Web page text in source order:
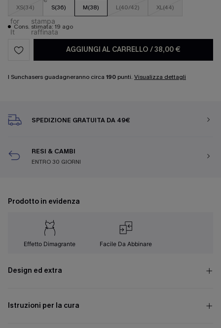
XS(34) S(36) M(38) L(40/42) XL(44)
Cons. stimata: 19 ago
AGGIUNGI AL CARRELLO /38,00 €
I Sunchasers guadagneranno circa 190 punti. Visualizza dettagli
SPEDIZIONE GRATUITA DA 49€
RESI & CAMBI
ENTRO 30 GIORNI
Prodotto in evidenza
Effetto Dimagrante Facile Da Abbinare
Design ed extra
Istruzioni per la cura